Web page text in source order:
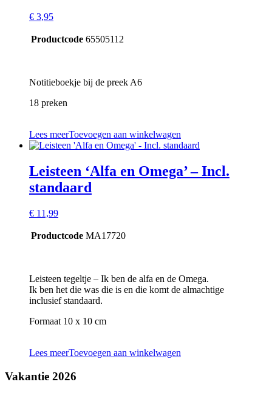
€ 3,95
Productcode 65505112
Notitieboekje bij de preek A6
18 preken
Lees meerToevoegen aan winkelwagen
Leisteen ‘Alfa en Omega’ – Incl.
standaard
€ 11,99
Productcode MA17720
Leisteen tegeltje – Ik ben de alfa en de Omega.
Ik ben het die was die is en die komt de almachtige
inclusief standaard.
Formaat 10 x 10 cm
Lees meerToevoegen aan winkelwagen
Vakantie 2026